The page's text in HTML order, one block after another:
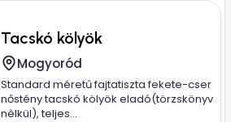
Tacskó kölyök
Mogyoród
Standard méretű fajtatiszta fekete-cser
nőstény tacskó kölyök eladó(törzskönyv
nèlkül), teljes...